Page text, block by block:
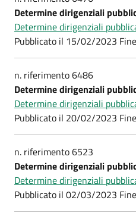
Determine dirigenziali
Determine dirigenziali
Pubblicato il 15/02/2023
n. riferimento 6486
Determine dirigenziali
Determine dirigenziali
Pubblicato il 20/02/2023
n. riferimento 6523
Determine dirigenziali
Determine dirigenziali
Pubblicato il 02/03/2023